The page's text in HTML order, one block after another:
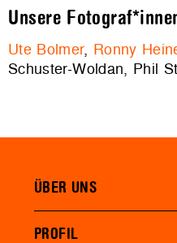
Unsere
Ute Bolmer, Ronny
Schuster-Woldan, Phil
ÜBER UNS
PROFIL